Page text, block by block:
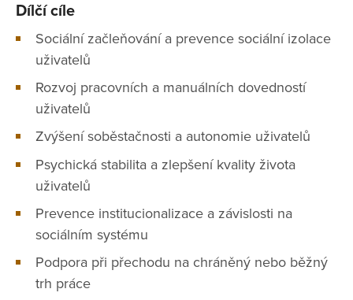
Dílčí cíle
Sociální začleňování a prevence sociální izolace
uživatelů
Rozvoj pracovních a manuálních dovedností
uživatelů
Zvýšení soběstačnosti a autonomie uživatelů
Psychická stabilita a zlepšení kvality života
uživatelů
Prevence institucionalizace a závislosti na
sociálním systému
Podpora při přechodu na chráněný nebo běžný
trh práce